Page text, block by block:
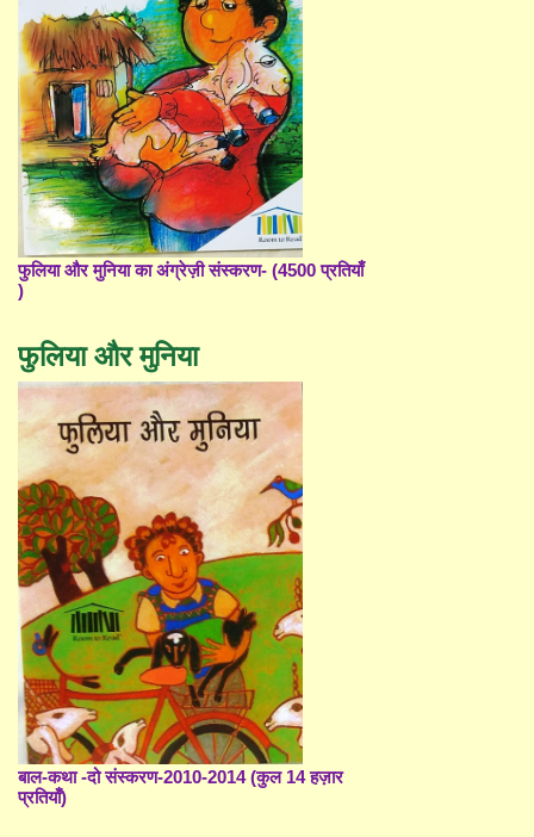
फुलिया और मुनिया का अंग्रेज़ी संस्करण- (4500 प्रतियाँ
)
फुलिया और मुनिया
बाल-कथा -दो संस्करण-2010-2014 (कुल 14 हज़ार
प्रतियाँ)